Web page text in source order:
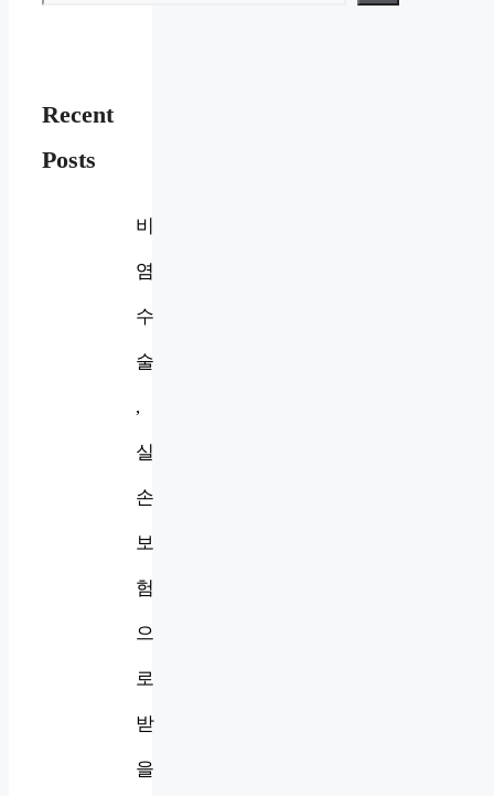
Recent
Posts
비
염
수
술
,
실
손
보
험
으
로
받
을